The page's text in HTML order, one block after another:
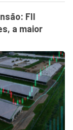
FII
a maior